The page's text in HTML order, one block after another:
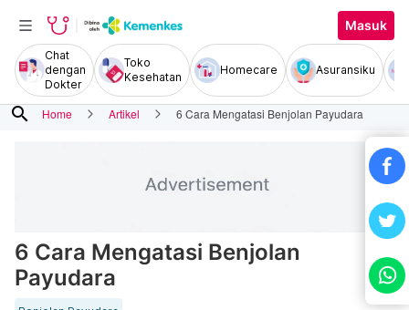
Masuk
Chat
dengan
Dokter
Toko
Kesehatan
Homecare Asuransiku
search Home Artikel 6 Cara Mengatasi Benjolan Payudara
6 Cara Mengatasi Benjolan
Payudara